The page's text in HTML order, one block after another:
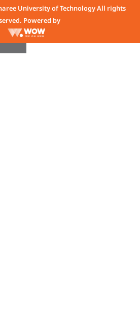
University of Technology All rights
Powered by